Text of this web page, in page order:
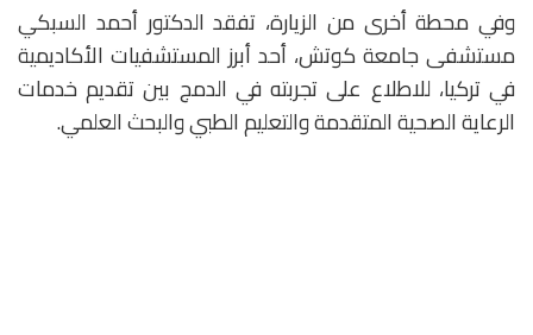
وفي محطة أخرى من الزيارة، تفقد الدكتور أحمد السبكي
مستشفى جامعة كوتش، أحد أبرز المستشفيات الأكاديمية
في تركيا، للاطلاع على تجربته في الدمج بين تقديم خدمات
الرعاية الصحية المتقدمة والتعليم الطبي والبحث العلمي.